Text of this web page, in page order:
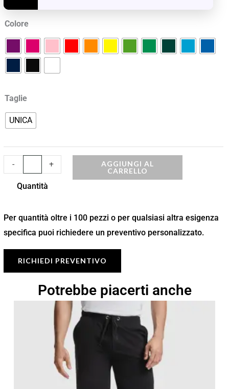
Colore
Taglie
UNICA
- +
AGGIUNGI AL
CARRELLO
Quantità
Per quantità oltre i 100 pezzi o per qualsiasi altra esigenza
specifica puoi richiedere un preventivo personalizzato.
RICHIEDI PREVENTIVO
Potrebbe piacerti anche
di
prezzo:
da
10,15 €
14,50 €